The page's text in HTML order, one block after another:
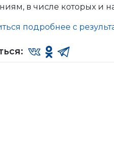
в числе которых и
подробнее с